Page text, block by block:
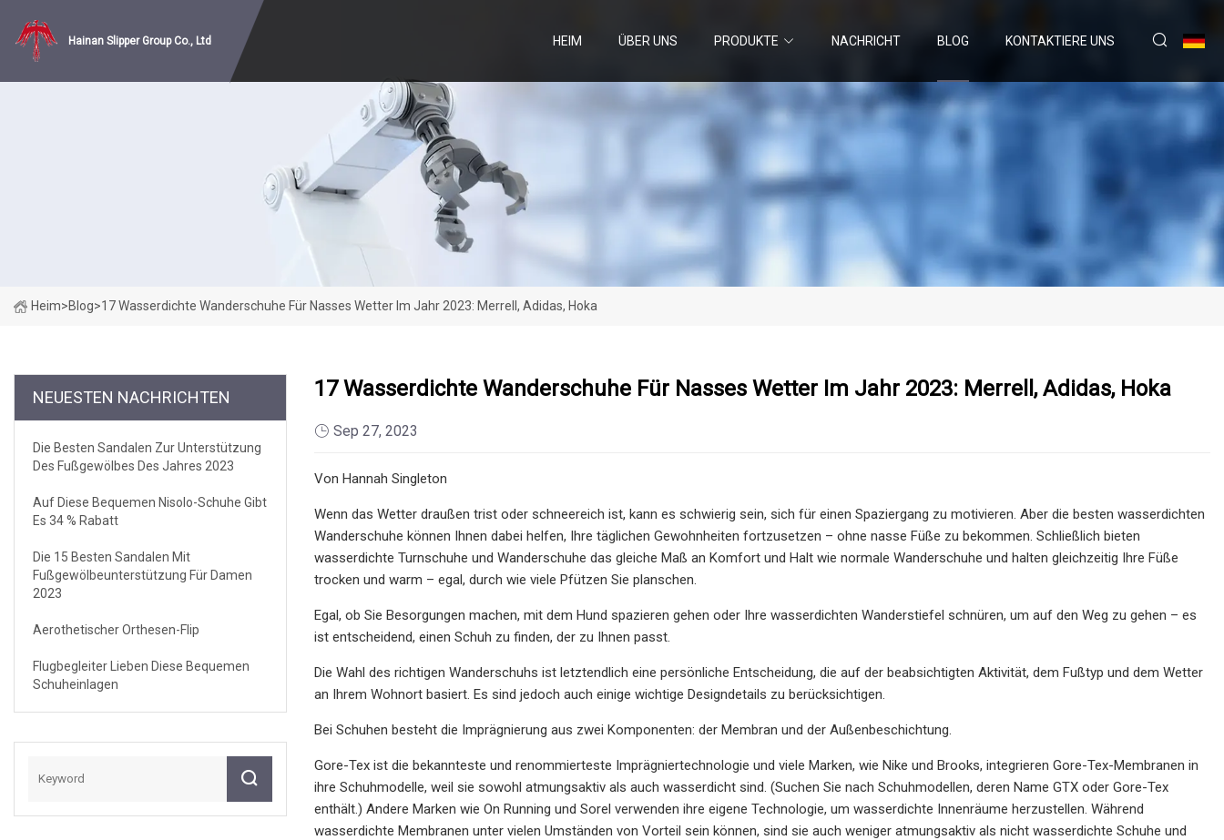
Hainan Slipper Group Co., Ltd HEIM ÜBER UNS PRODUKTE NACHRICHT BLOG KONTAKTIERE UNS
Heim>Blog>17 Wasserdichte Wanderschuhe Für Nasses Wetter Im Jahr 2023: Merrell, Adidas, Hoka
NEUESTEN NACHRICHTEN
Die Besten Sandalen Zur Unterstützung
Des Fußgewölbes Des Jahres 2023
Auf Diese Bequemen Nisolo-Schuhe Gibt
Es 34 % Rabatt
Die 15 Besten Sandalen Mit
Fußgewölbeunterstützung Für Damen
2023
Aerothetischer Orthesen-Flip
Flugbegleiter Lieben Diese Bequemen
Schuheinlagen
17 Wasserdichte Wanderschuhe Für Nasses Wetter Im Jahr 2023: Merrell, Adidas, Hoka
Sep 27, 2023
Von Hannah Singleton
Wenn das Wetter draußen trist oder schneereich ist, kann es schwierig sein, sich für einen Spaziergang zu motivieren. Aber die besten wasserdichten
Wanderschuhe können Ihnen dabei helfen, Ihre täglichen Gewohnheiten fortzusetzen – ohne nasse Füße zu bekommen. Schließlich bieten
wasserdichte Turnschuhe und Wanderschuhe das gleiche Maß an Komfort und Halt wie normale Wanderschuhe und halten gleichzeitig Ihre Füße
trocken und warm – egal, durch wie viele Pfützen Sie planschen.
Egal, ob Sie Besorgungen machen, mit dem Hund spazieren gehen oder Ihre wasserdichten Wanderstiefel schnüren, um auf den Weg zu gehen – es
ist entscheidend, einen Schuh zu finden, der zu Ihnen passt.
Die Wahl des richtigen Wanderschuhs ist letztendlich eine persönliche Entscheidung, die auf der beabsichtigten Aktivität, dem Fußtyp und dem Wetter
an Ihrem Wohnort basiert. Es sind jedoch auch einige wichtige Designdetails zu berücksichtigen.
Bei Schuhen besteht die Imprägnierung aus zwei Komponenten: der Membran und der Außenbeschichtung.
Gore-Tex ist die bekannteste und renommierteste Imprägniertechnologie und viele Marken, wie Nike und Brooks, integrieren Gore-Tex-Membranen in
ihre Schuhmodelle, weil sie sowohl atmungsaktiv als auch wasserdicht sind. (Suchen Sie nach Schuhmodellen, deren Name GTX oder Gore-Tex
enthält.) Andere Marken wie On Running und Sorel verwenden ihre eigene Technologie, um wasserdichte Innenräume herzustellen. Während
wasserdichte Membranen unter vielen Umständen von Vorteil sein können, sind sie auch weniger atmungsaktiv als nicht wasserdichte Schuhe und